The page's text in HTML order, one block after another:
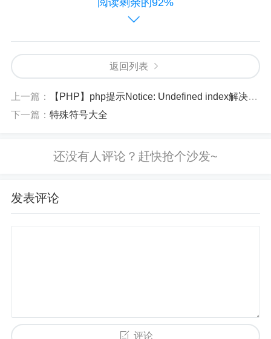
在一般人眼里，这好像是个路人甲的架构调整；但
技术人看后却内心一惊，百度正在把所有部门的核
心发动机拆开，重新组装成了一个硕大无朋的“擎天
柱”。
而“擎天柱”的负责人，是十五年的老百度人，百度云
任”，但他又实在猜不透，自己手上这个变形金刚将
“听说业务部门刚刚拿下了今年的春晚红包，你知道
阅读剩余的92%
返回列表
上一篇：
【PHP】php提示Notice: Undefined index解决方法
下一篇： 特殊符号大全
发表评论
评论